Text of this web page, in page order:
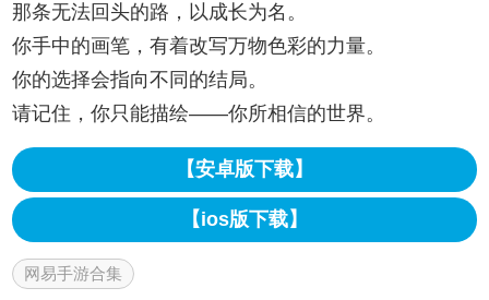
那条无法回头的路，以成长为名。
你手中的画笔，有着改写万物色彩的力量。
你的选择会指向不同的结局。
请记住，你只能描绘——你所相信的世界。
【安卓版下载】
【ios版下载】
网易手游合集